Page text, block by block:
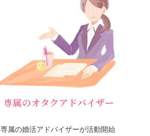
専属のオタクアドバイザー
専属の婚活アドバイザーが活動開始